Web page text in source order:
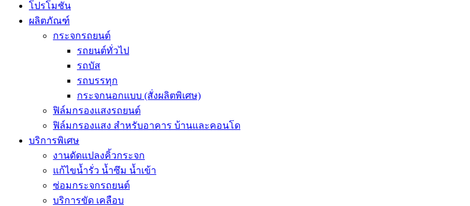
โปรโมชัน
ผลิตภัณฑ์
กระจกรถยนต์
รถยนต์ทั่วไป
รถบัส
รถบรรทุก
กระจกนอกแบบ (สั่งผลิตพิเศษ)
ฟิล์มกรองแสงรถยนต์
ฟิล์มกรองแสง สำหรับอาคาร บ้านและคอนโด
บริการพิเศษ
งานดัดแปลงคิ้วกระจก
แก้ไขน้ำรั่ว น้ำซึม น้ำเข้า
ซ่อมกระจกรถยนต์
บริการขัด เคลือบ